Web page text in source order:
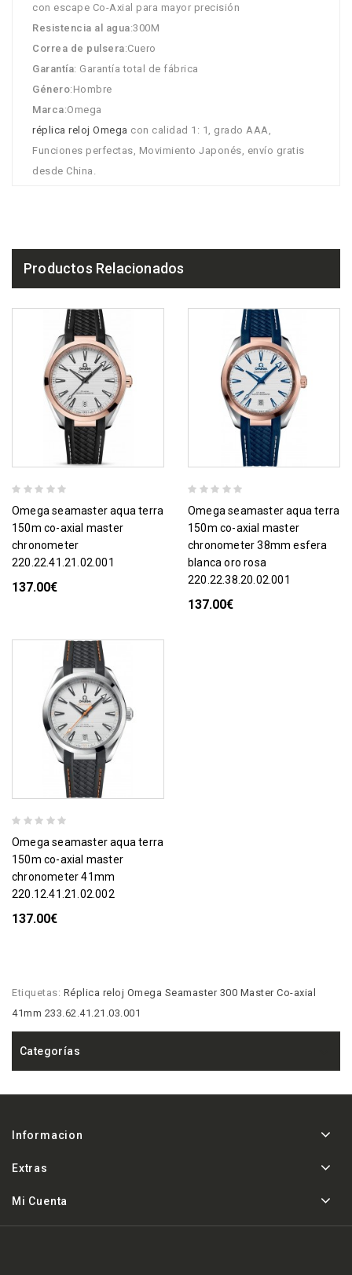
con escape Co-Axial para mayor precisión
Resistencia al agua:300M
Correa de pulsera:Cuero
Garantía: Garantía total de fábrica
Género:Hombre
Marca:Omega
réplica reloj Omega con calidad 1: 1, grado AAA,
Funciones perfectas, Movimiento Japonés, envío gratis
desde China.
Productos Relacionados
omega seamaster aqua terra
150m co-axial master
chronometer
220.22.41.21.02.001
137.00€
omega seamaster aqua terra
150m co-axial master
chronometer 38mm esfera
blanca oro rosa
220.22.38.20.02.001
137.00€
omega seamaster aqua terra
150m co-axial master
chronometer 41mm
220.12.41.21.02.002
137.00€
Etiquetas: Réplica reloj Omega Seamaster 300 Master Co-axial
41mm 233.62.41.21.03.001
Categorías
Informacion
Extras
Mi Cuenta